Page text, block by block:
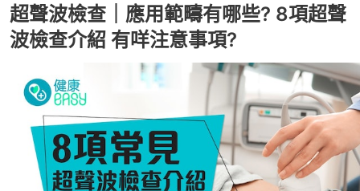
超聲波檢查｜應用範疇有哪些? 8項超聲
波檢查介紹 有咩注意事項?